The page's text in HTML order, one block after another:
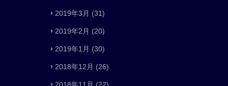
2019年3月 (31)
2019年2月 (20)
2019年1月 (30)
2018年12月 (26)